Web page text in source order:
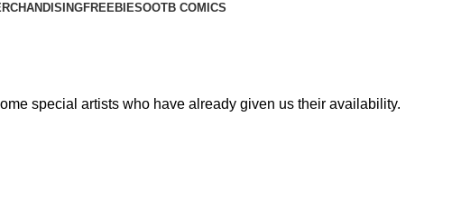
FREEBIESOOTB COMICS
special artists who have already given us their availability.